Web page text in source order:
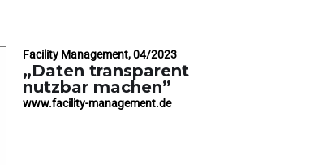
Facility Management, 04/2023
„Daten transparent
nutzbar machen”
www.facility-management.de